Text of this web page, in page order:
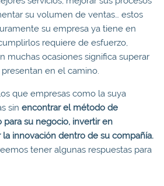
su volumen de ventas… estos
su empresa ya tiene en
requiere de esfuerzo,
muchas ocasiones significa superar
en el camino.
que empresas como la suya
sin encontrar el método de
su negocio, invertir en
innovación dentro de su compañía.
tener algunas respuestas para